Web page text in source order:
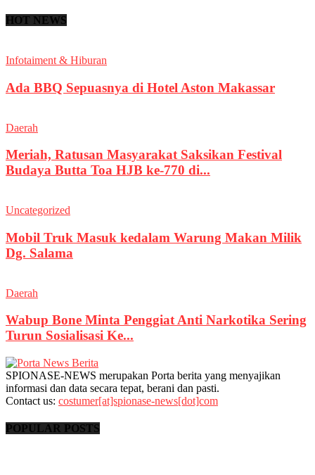
HOT NEWS
Infotaiment & Hiburan
Ada BBQ Sepuasnya di Hotel Aston Makassar
Daerah
Meriah, Ratusan Masyarakat Saksikan Festival
Budaya Butta Toa HJB ke-770 di...
Uncategorized
Mobil Truk Masuk kedalam Warung Makan Milik
Dg. Salama
Daerah
Wabup Bone Minta Penggiat Anti Narkotika Sering
Turun Sosialisasi Ke...
SPIONASE-NEWS merupakan Porta berita yang menyajikan
informasi dan data secara tepat, berani dan pasti.
Contact us: costumer[at]spionase-news[dot]com
POPULAR POSTS